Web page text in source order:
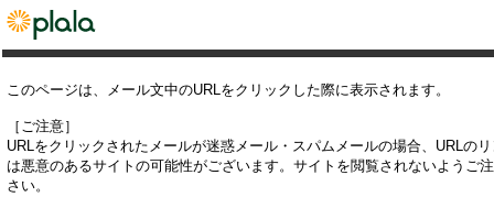
このページは、メール文中のURLをクリックした際に表示されます。
［ご注意］
URLをクリックされたメールが迷惑メール・スパムメールの場合、URLの
は悪意のあるサイトの可能性がございます。サイトを閲覧されないようご
さい。